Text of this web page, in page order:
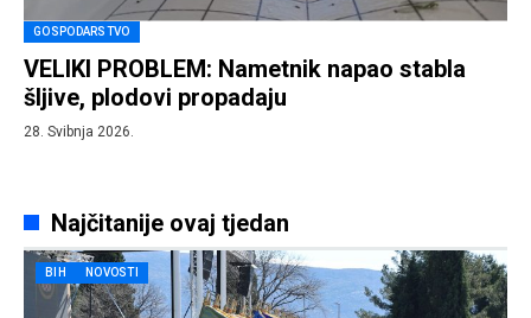
GOSPODARSTVO
VELIKI PROBLEM: Nametnik napao stabla
šljive, plodovi propadaju
28. Svibnja 2026.
Najčitanije ovaj tjedan
BIH NOVOSTI